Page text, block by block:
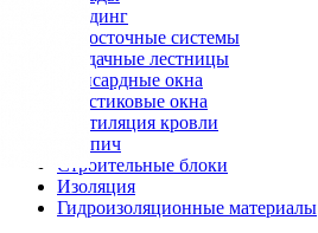
Сайдинг
Водосточные системы
Чердачные лестницы
Мансардные окна
Пластиковые окна
Вентиляция кровли
Кирпич
Строительные блоки
Изоляция
Гидроизоляционные материалы